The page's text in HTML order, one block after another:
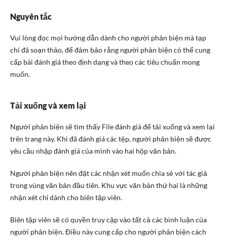
Nguyên tắc
Vui lòng đọc mọi hướng dẫn dành cho người phản biện mà tạp
chí đã soạn thảo, để đảm bảo rằng người phản biện có thể cung
cấp bài đánh giá theo định dạng và theo các tiêu chuẩn mong
muốn.
Tải xuống và xem lại
Người phản biện sẽ tìm thấy File đánh giá để tải xuống và xem lại
trên trang này. Khi đã đánh giá các tệp, người phản biện sẽ được
yêu cầu nhập đánh giá của mình vào hai hộp văn bản.
Người phản biện nên đặt các nhận xét muốn chia sẻ với tác giả
trong vùng văn bản đầu tiên. Khu vực văn bản thứ hai là những
nhận xét chỉ dành cho biên tập viên.
Biên tập viên sẽ có quyền truy cập vào tất cả các bình luận của
người phản biện. Điều này cung cấp cho người phản biện cách